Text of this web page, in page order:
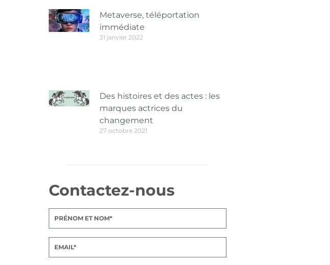
Metaverse, téléportation
immédiate
31 janvier 2022
Des histoires et des actes : les
marques actrices du
changement
27 octobre 2021
Contactez-nous